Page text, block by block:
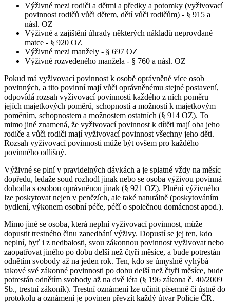
Výživné mezi rodiči a dětmi a předky a potomky (vyživovací
povinnost rodičů vůči dětem, dětí vůči rodičům) - § 915 a
násl. OZ
Výživné a zajištění úhrady některých nákladů neprovdané
matce - § 920 OZ
Výživné mezi manžely - § 697 OZ
Výživné rozvedeného manžela - § 760 a násl. OZ
Pokud má vyživovací povinnost k osobě oprávněné více osob
povinných, a tito povinní mají vůči oprávněnému stejné postavení,
odpovídá rozsah vyživovací povinnosti každého z nich poměru
jejích majetkových poměrů, schopností a možností k majetkovým
poměrům, schopnostem a možnostem ostatních (§ 914 OZ). To
mimo jiné znamená, že vyživovací povinnost k dítěti mají oba jeho
rodiče a vůči rodiči mají vyživovací povinnost všechny jeho děti.
Rozsah vyživovací povinnosti může být ovšem pro každého
povinného odlišný.
Výživné se plní v pravidelných dávkách a je splatné vždy na měsíc
dopředu, ledaže soud rozhodl jinak nebo se osoba výživou povinná
dohodla s osobou oprávněnou jinak (§ 921 OZ). Plnění výživného
lze poskytovat nejen v penězích, ale také naturálně (poskytováním
bydlení, výkonem osobní péče, péčí o společnou domácnost apod.).
Mimo jiné se osoba, která neplní vyživovací povinnost, může
dopustit trestného činu zanedbání výživy. Dopustí se jej ten, kdo
neplní, byť i z nedbalosti, svou zákonnou povinnost vyživovat nebo
zaopatřovat jiného po dobu delší než čtyři měsíce, a bude potrestán
odnětím svobody až na jeden rok. Ten, kdo se úmyslně vyhýbá
takové své zákonné povinnosti po dobu delší než čtyři měsíce, bude
potrestán odnětím svobody až na dvě léta (§ 196 zákona č. 40/2009
Sb., trestní zákoník). Trestní oznámení lze učinit písemně či ústně do
protokolu a oznámení je povinen převzít každý útvar Policie ČR.